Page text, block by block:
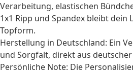
Verarbeitung, elastischen
1x1 Ripp und Spandex bleibt dein
Topform.
Herstellung in Deutschland: Ein
und Sorgfalt, direkt aus
Persönliche Note: Die